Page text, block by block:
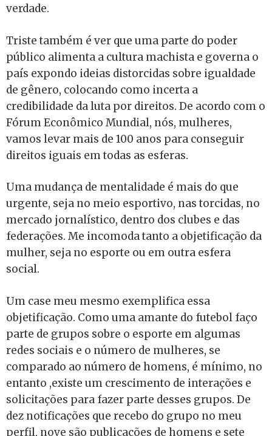
verdade.
Triste também é ver que uma parte do poder
público alimenta a cultura machista e governa o
país expondo ideias distorcidas sobre igualdade
de gênero, colocando como incerta a
credibilidade da luta por direitos. De acordo com o
Fórum Econômico Mundial, nós, mulheres,
vamos levar mais de 100 anos para conseguir
direitos iguais em todas as esferas.
Uma mudança de mentalidade é mais do que
urgente, seja no meio esportivo, nas torcidas, no
mercado jornalístico, dentro dos clubes e das
federações. Me incomoda tanto a objetificação da
mulher, seja no esporte ou em outra esfera
social.
Um case meu mesmo exemplifica essa
objetificação. Como uma amante do futebol faço
parte de grupos sobre o esporte em algumas
redes sociais e o número de mulheres, se
comparado ao número de homens, é mínimo, no
entanto ,existe um crescimento de interações e
solicitações para fazer parte desses grupos. De
dez notificações que recebo do grupo no meu
perfil, nove são publicações de homens e sete